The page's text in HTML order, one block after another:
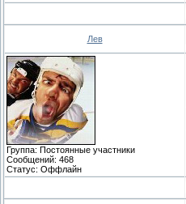
Лев
Группа: Постоянные участники
Сообщений: 468
Статус: Оффлайн